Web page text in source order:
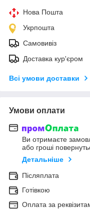
Нова Пошта
Укрпошта
Самовивіз
Доставка кур'єром
Всі умови доставки
Умови оплати
Ви отримаєте
або гроші
Детальніше
Післяплата
Готівкою
Оплата за